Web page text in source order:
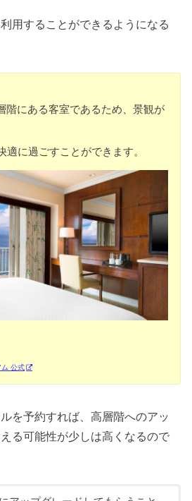
用することができるようになる
階にある客室であるため、景観が
適に過ごすことができます。
ム 公式
を予約すれば、高層階へのアッ
る可能性が少しは高くなるので